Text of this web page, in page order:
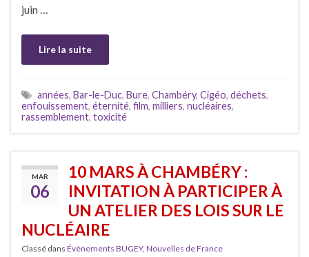
juin …
Lire la suite
années, Bar-le-Duc, Bure, Chambéry, Cigéo, déchets,
enfouissement, éternité, film, milliers, nucléaires,
rassemblement, toxicité
MAR
06
10 MARS À CHAMBÉRY :
INVITATION À PARTICIPER À
UN ATELIER DES LOIS SUR LE
NUCLÉAIRE
Classé dans Évènements BUGEY, Nouvelles de France